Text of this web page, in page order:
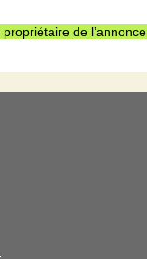
de l’annonce